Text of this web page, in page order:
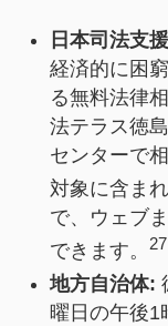
日本司法支
経済的に困
る無料法律
法テラス徳
センターで
対象に含ま
で、ウェブ
できます。
27
地方自治体:
曜日の午後1